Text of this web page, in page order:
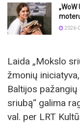
2026-
Laida „Mokslo
žmonių
Baltijos
sriubą“ galima
val. per LRT